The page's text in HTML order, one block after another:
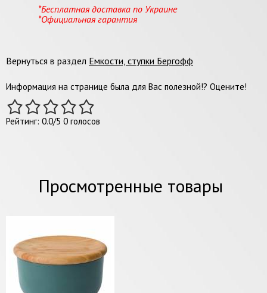
*Бесплатная доставка по Украине
*Официальная гарантия
Вернуться в раздел Емкости, ступки Бергофф
Информация на странице была для Вас полезной!? Оцените!
Рейтинг: 0.0/5 0 голосов
Просмотренные товары